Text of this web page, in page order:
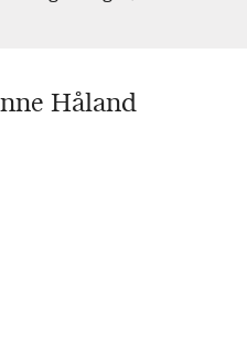
Håland